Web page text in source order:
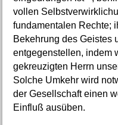
vollen
fundamentalen Rechte;
Bekehrung des Geistes
entgegenstellen, indem
gekreuzigten Herrn
Solche Umkehr wird
der Gesellschaft einen
Einfluß ausüben.